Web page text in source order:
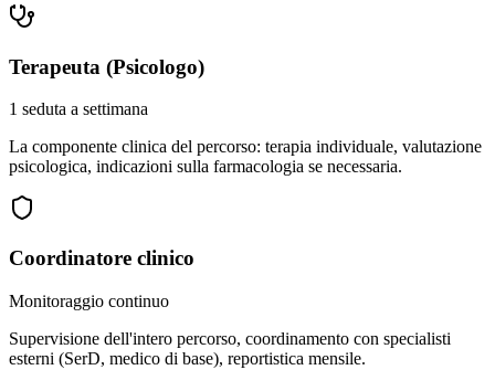
Terapeuta (Psicologo)
1 seduta a settimana
La componente clinica del percorso: terapia individuale, valutazione
psicologica, indicazioni sulla farmacologia se necessaria.
Coordinatore clinico
Monitoraggio continuo
Supervisione dell'intero percorso, coordinamento con specialisti
esterni (SerD, medico di base), reportistica mensile.